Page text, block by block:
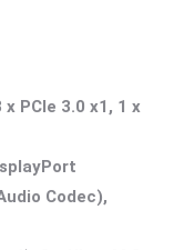
x PCIe 3.0 x1, 1 x
Codec),